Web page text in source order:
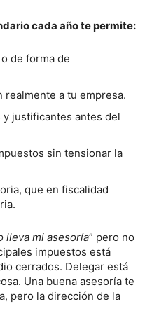
cada año te permite:
de forma de
realmente a tu empresa.
justificantes antes del
sin tensionar la
que en fiscalidad
lleva mi asesoría” pero no
impuestos está
cerrados. Delegar está
Una buena asesoría te
pero la dirección de la